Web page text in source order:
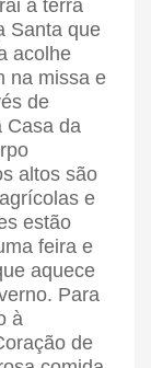
à terra
Santa que
acolhe
na missa e
de
Casa da
altos são
e
estão
feira e
aquece
Para
à
de